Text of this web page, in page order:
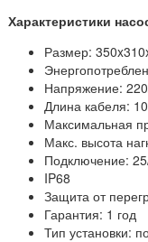
Характеристики
Размер:
Напряжение:
Длина кабеля:
Максимальная
Макс. высота
Подключение:
IP68
Защита от
Гарантия: 1 год
Тип установки: